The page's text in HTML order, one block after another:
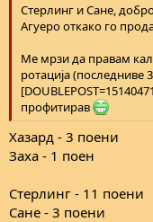
Стерлинг и Сане,
Агуеро откако го
Ме мрзи да правам
ротација (последниве
профитирав
Хазард - 3 поени
Заха - 1 поен
Стерлинг - 11 поени
Сане - 3 поени